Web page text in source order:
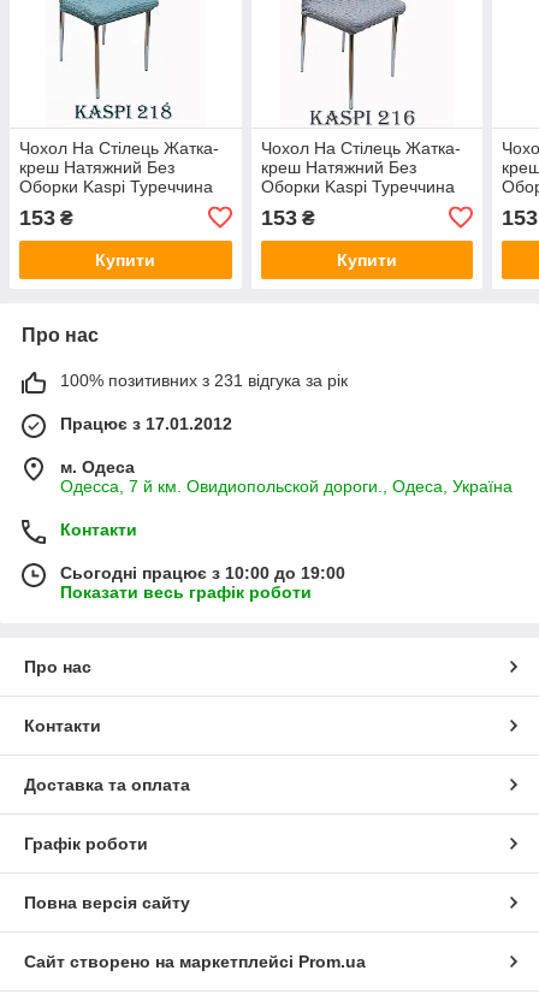
Чохол На Стілець Жатка-
креш Натяжний Без
Оборки Kaspi Туреччина
153 ₴
Купити
Чохол На Стілець Жатка-
креш Натяжний Без
Оборки Kaspi Туреччина
153₴
Купити
153
Про нас
100% позитивних з 231 відгука за рік
Працює з 17.01.2012
м. Одеса
Одесса, 7 й км. Овидиопольской дороги., Одеса, Україна
Контакти
Сьогодні працює з 10:00 до 19:00
Показати весь графік роботи
Про нас
Контакти
Доставка та оплата
Графік роботи
Повна версія сайту
Сайт створено на маркетплейсі Prom.ua